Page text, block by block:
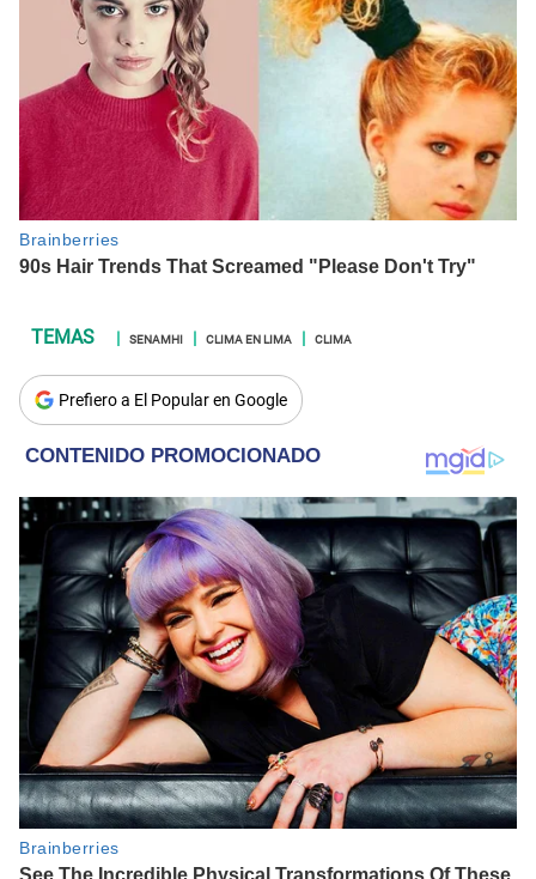
SENAMHI CLIMA EN LIMA CLIMA
Prefiero a El Popular en Google